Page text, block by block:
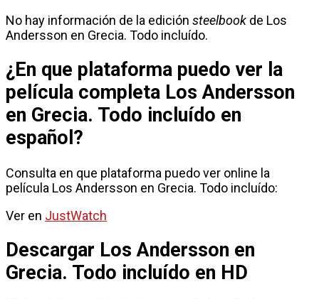
No hay información de la edición steelbook de Los
Andersson en Grecia. Todo incluído.
¿En que plataforma puedo ver la
película completa Los Andersson
en Grecia. Todo incluído en
español?
Consulta en que plataforma puedo ver online la
película Los Andersson en Grecia. Todo incluído:
Ver en JustWatch
Descargar Los Andersson en
Grecia. Todo incluído en HD